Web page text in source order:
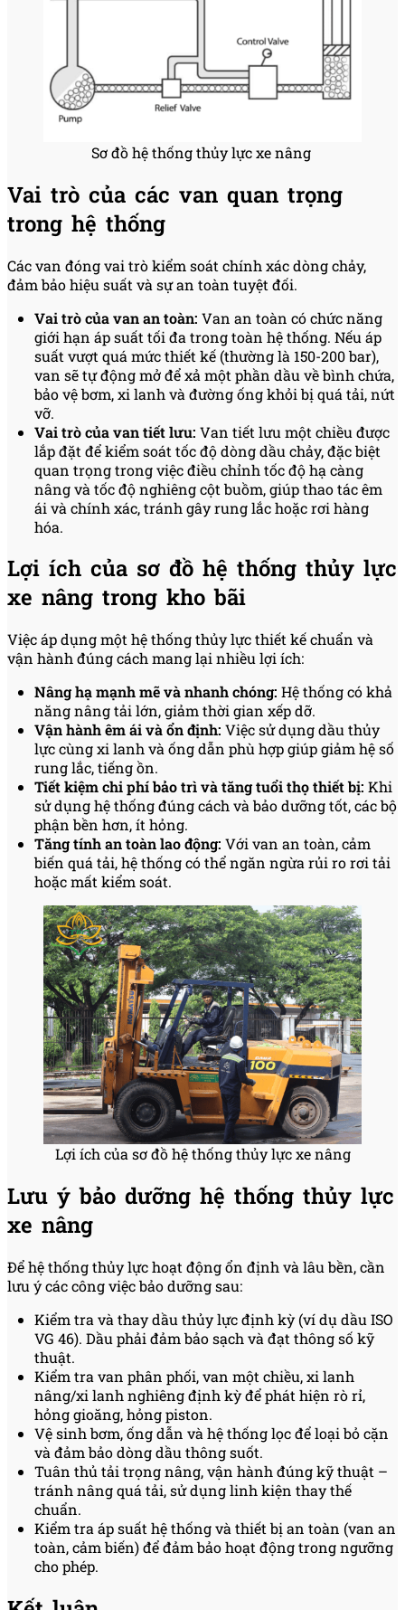
Sơ đồ hệ thống thủy lực xe nâng
Vai trò của các van quan trọng
trong hệ thống
Các van đóng vai trò kiểm soát chính xác dòng chảy,
đảm bảo hiệu suất và sự an toàn tuyệt đối.
Vai trò của van an toàn: Van an toàn có chức năng
giới hạn áp suất tối đa trong toàn hệ thống. Nếu áp
suất vượt quá mức thiết kế (thường là 150-200 bar),
van sẽ tự động mở để xả một phần dầu về bình chứa,
bảo vệ bơm, xi lanh và đường ống khỏi bị quá tải, nứt
vỡ.
Vai trò của van tiết lưu: Van tiết lưu một chiều được
lắp đặt để kiểm soát tốc độ dòng dầu chảy, đặc biệt
quan trọng trong việc điều chỉnh tốc độ hạ càng
nâng và tốc độ nghiêng cột buồm, giúp thao tác êm
ái và chính xác, tránh gây rung lắc hoặc rơi hàng
hóa.
Lợi ích của sơ đồ hệ thống thủy lực
xe nâng trong kho bãi
Việc áp dụng một hệ thống thủy lực thiết kế chuẩn và
vận hành đúng cách mang lại nhiều lợi ích:
Nâng hạ mạnh mẽ và nhanh chóng: Hệ thống có khả
năng nâng tải lớn, giảm thời gian xếp dỡ.
Vận hành êm ái và ổn định: Việc sử dụng dầu thủy
lực cùng xi lanh và ống dẫn phù hợp giúp giảm hệ số
rung lắc, tiếng ồn.
Tiết kiệm chi phí bảo trì và tăng tuổi thọ thiết bị: Khi
sử dụng hệ thống đúng cách và bảo dưỡng tốt, các bộ
phận bền hơn, ít hỏng.
Tăng tính an toàn lao động: Với van an toàn, cảm
biến quá tải, hệ thống có thể ngăn ngừa rủi ro rơi tải
hoặc mất kiểm soát.
Lợi ích của sơ đồ hệ thống thủy lực xe nâng
Lưu ý bảo dưỡng hệ thống thủy lực
xe nâng
Để hệ thống thủy lực hoạt động ổn định và lâu bền, cần
lưu ý các công việc bảo dưỡng sau:
Kiểm tra và thay dầu thủy lực định kỳ (ví dụ dầu ISO
VG 46). Dầu phải đảm bảo sạch và đạt thông số kỹ
thuật.
Kiểm tra van phân phối, van một chiều, xi lanh
nâng/xi lanh nghiêng định kỳ để phát hiện rò rỉ,
hỏng gioăng, hỏng piston.
Vệ sinh bơm, ống dẫn và hệ thống lọc để loại bỏ cặn
và đảm bảo dòng dầu thông suốt.
Tuân thủ tải trọng nâng, vận hành đúng kỹ thuật –
tránh nâng quá tải, sử dụng linh kiện thay thế
chuẩn.
Kiểm tra áp suất hệ thống và thiết bị an toàn (van an
toàn, cảm biến) để đảm bảo hoạt động trong ngưỡng
cho phép.